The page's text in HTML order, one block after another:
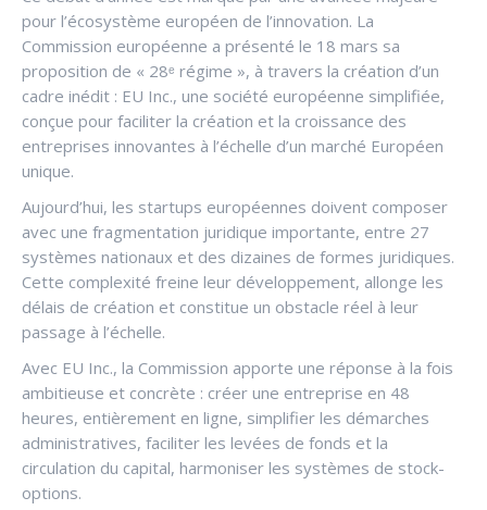
pour l’écosystème européen de l’innovation. La
Commission européenne a présenté le 18 mars sa
proposition de « 28ᵉ régime », à travers la création d’un
cadre inédit : EU Inc., une société européenne simplifiée,
conçue pour faciliter la création et la croissance des
entreprises innovantes à l’échelle d’un marché Européen
unique.
Aujourd’hui, les startups européennes doivent composer
avec une fragmentation juridique importante, entre 27
systèmes nationaux et des dizaines de formes juridiques.
Cette complexité freine leur développement, allonge les
délais de création et constitue un obstacle réel à leur
passage à l’échelle.
Avec EU Inc., la Commission apporte une réponse à la fois
ambitieuse et concrète : créer une entreprise en 48
heures, entièrement en ligne, simplifier les démarches
administratives, faciliter les levées de fonds et la
circulation du capital, harmoniser les systèmes de stock-
options.